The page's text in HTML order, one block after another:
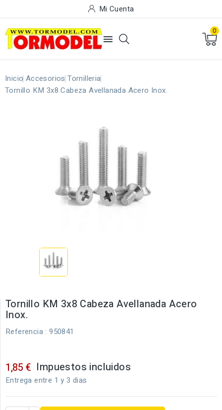
Mi Cuenta

0
Inicio Accesorios Tornilleria
Tornillo KM 3x8 Cabeza Avellanada Acero Inox.
Tornillo KM 3x8 Cabeza Avellanada Acero
Inox.
Referencia : 950841
1,85 € Impuestos incluidos
Entrega entre 1 y 3 dias